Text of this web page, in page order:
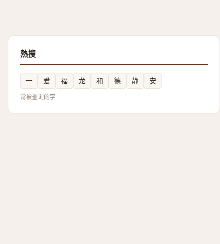
熱搜
一 爱 福 龙 和 德 静 安
常被查询的字